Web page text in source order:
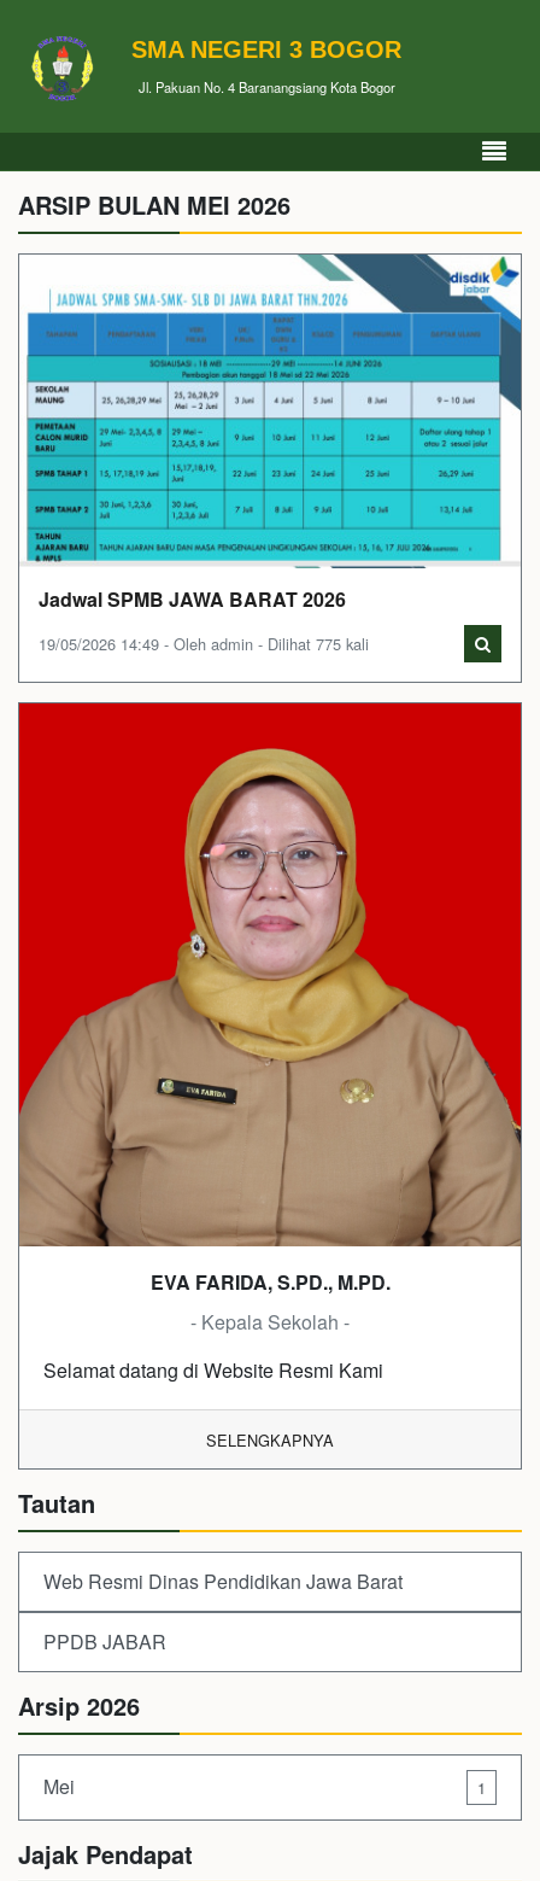
SMA NEGERI 3 BOGOR
Jl. Pakuan No. 4 Baranangsiang Kota Bogor
ARSIP BULAN MEI 2026
Jadwal SPMB JAWA BARAT 2026
19/05/2026 14:49 - Oleh admin - Dilihat 775 kali
EVA FARIDA, S.PD., M.PD.
- Kepala Sekolah -
Selamat datang di Website Resmi Kami
SELENGKAPNYA
Tautan
Web Resmi Dinas Pendidikan Jawa Barat
PPDB JABAR
Arsip 2026
Mei 1
Jajak Pendapat